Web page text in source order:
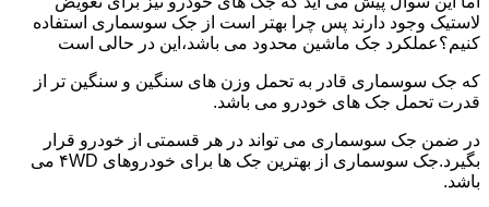
لاستیک وجود دارند پس چرا بهتر است از جک سوسماری استفاده
کنیم؟عملکرد جک ماشین محدود می باشد،این در حالی است
که جک سوسماری قادر به تحمل وزن های سنگین و سنگین تر از
قدرت تحمل جک های خودرو می باشد.
در ضمن جک سوسماری می تواند در هر قسمتی از خودرو قرار
بگیرد.جک سوسماری از بهترین جک ها برای خودروهای ۴WD می
باشد.